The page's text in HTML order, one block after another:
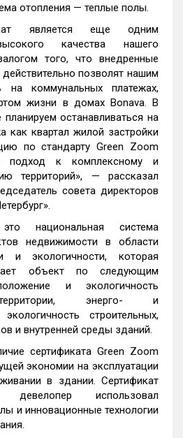
отопления — теплые полы.
является еще одним
качества нашего
того, что внедренные
позволят нашим
на коммунальных платежах,
жизни в домах Bonava. В
останавливаться на
как квартал жилой застройки
по стандарту Green Zoom
подход к комплексному и
территорий», — рассказал
совета директоров
национальная система
недвижимости в области
и экологичности, которая
объект по следующим
и экологичность
энерго- и
строительных,
и внутренней среды зданий.
сертификата Green Zoom
экономии на эксплуатации
в здании. Сертификат
использовал
и инновационные технологии